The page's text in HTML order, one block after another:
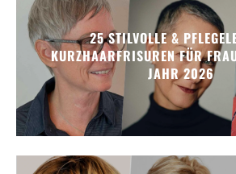
25 STILVOLLE &
KURZHAARFRISUREN FÜR
JAHR 2026